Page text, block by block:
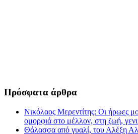
Πρόσφατα άρθρα
Νικόλαος Μερεντίτης: Οι ήρωες
ομορφιά στο μέλλον, στη ζωή,
Θάλασσα από γυαλί, του Αλέξη